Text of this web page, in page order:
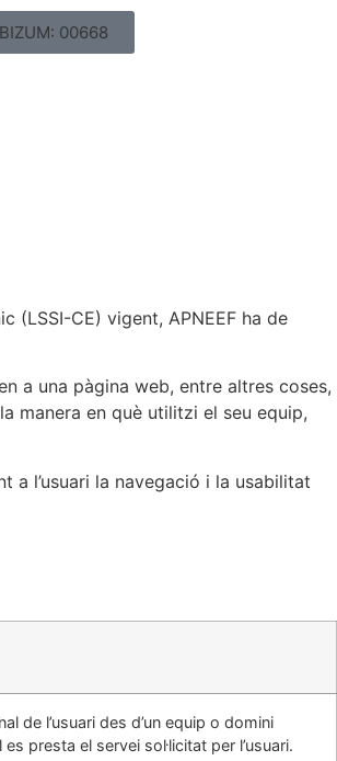
00668
(LSSI-CE) vigent, APNEEF ha de
a una pàgina web, entre altres coses,
manera en què utilitzi el seu equip,
a l’usuari la navegació i la usabilitat
de l’usuari des d’un equip o domini
presta el servei sol·licitat per l’usuari.